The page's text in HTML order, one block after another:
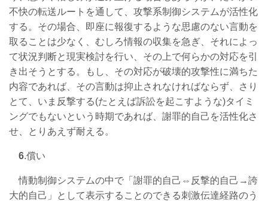
不快の転送ルートを通して、攻撃系制御システムが活性化
する。その場合、即座に報復するような思慮のない言動を
取ることは少なく、むしろ情報の収集を急ぎ、それによっ
て状況判断と現実検討を行い、その上で何らかの対応を引
き出そうとする。もし、その対応が破壊的攻撃性に満ちた
内容であれば、その言動は抑止されなければならず、さり
とて、いま反撃する(たとえば訴訟を起こすような)タイミ
ングでもないという時期であれば、謝罪的自己を活性化さ
せ、とりあえず耐える。
6.償い
情動制御システムの中で「謝罪的自己⇔反撃的自己→誇
大的自己」として表示することのできる刺激伝達経路のう